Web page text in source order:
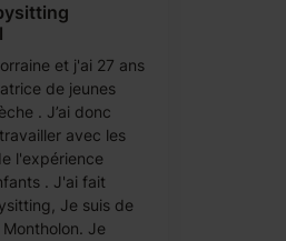
et j'ai 27 ans
de jeunes
. J’ai donc
avec les
l'expérience
. J'ai fait
Je suis de
Je